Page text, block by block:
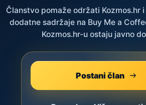
Članstvo pomaže održati Kozmos.hr
dodatne sadržaje na Buy Me a
Kozmos.hr-u ostaju javno
Postani član